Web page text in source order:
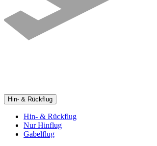
Hin- & Rückflug
Hin- & Rückflug
Nur Hinflug
Gabelflug